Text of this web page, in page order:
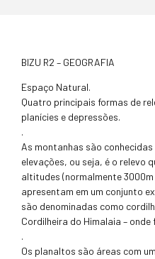
BIZU R2 – GEOGRAFIA
Espaço Natural.
Quatro principais formas de
planícies e depressões.
.
As montanhas são
elevações, ou seja, é o relevo
altitudes (normalmente
apresentam em um conjunto
são denominadas como
Cordilheira do Himalaia –
.
Os planaltos são áreas com